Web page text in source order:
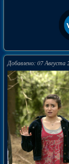
Добавлено: 07 Августа